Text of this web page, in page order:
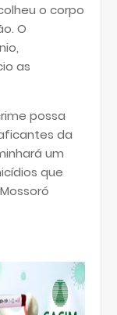
o corpo
O
as
possa
da
um
que